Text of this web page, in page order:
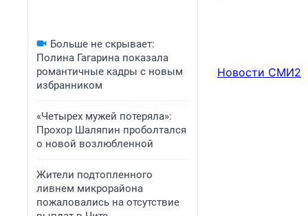
Больше не скрывает:
Полина Гагарина показала
романтичные кадры с новым
избранником
«Четырех мужей потеряла»:
Прохор Шаляпин проболтался
о новой возлюбленной
Жители подтопленного
ливнем микрорайона
пожаловались на отсутствие
Новости СМИ2